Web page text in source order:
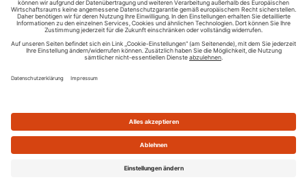
RSS-Verzeichnis.de © 2003-2026
Impressum
Kontakt
Datenschutzinformation
Cookie-Einstellungen
Was ist ein RSS Feed?
Die besten RSS Reader
101-200|200-300